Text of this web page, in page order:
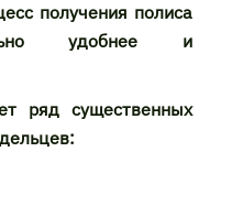
получения полиса
удобнее и
ряд существенных